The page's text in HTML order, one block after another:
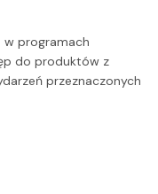
w programach
do produktów z
przeznaczonych